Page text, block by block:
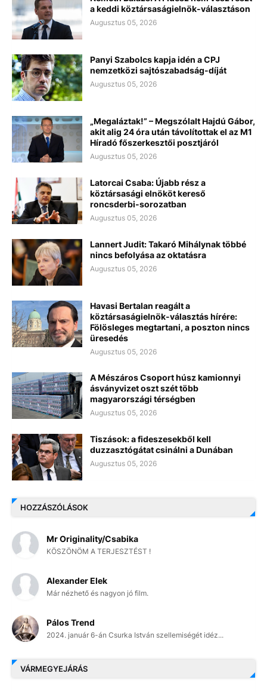
a keddi köztársaságielnök-választáson
Augusztus 05, 2026
Panyi Szabolcs kapja idén a CPJ
nemzetközi sajtószabadság-díját
Augusztus 05, 2026
„Megaláztak!” – Megszólalt Hajdú Gábor,
akit alig 24 óra után távolítottak el az M1
Híradó főszerkesztői posztjáról
Augusztus 05, 2026
Latorcai Csaba: Újabb rész a
köztársasági elnököt kereső
roncsderbi-sorozatban
Augusztus 05, 2026
Lannert Judit: Takaró Mihálynak többé
nincs befolyása az oktatásra
Augusztus 05, 2026
Havasi Bertalan reagált a
köztársaságielnök-választás hírére:
Fölösleges megtartani, a poszton nincs
üresedés
Augusztus 05, 2026
A Mészáros Csoport húsz kamionnyi
ásványvizet oszt szét több
magyarországi térségben
Augusztus 05, 2026
Tiszások: a fideszesekből kell
duzzasztógátat csinálni a Dunában
Augusztus 05, 2026
HOZZÁSZÓLÁSOK
Mr Originality/Csabika
KÖSZÖNÖM A TERJESZTÉST !
Alexander Elek
Már nézhető és nagyon jó film.
Pálos Trend
2024. január 6-án Csurka István szellemiségét idéz...
VÁRMEGYEJÁRÁS